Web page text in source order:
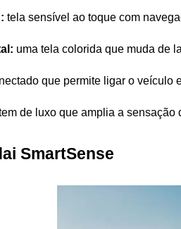
tela sensível ao toque com
uma tela colorida que muda de
que permite ligar o veículo
de luxo que amplia a
SmartSense